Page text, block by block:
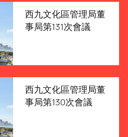
西九文化區管理局董
事局第131次會議
西九文化區管理局董
事局第130次會議